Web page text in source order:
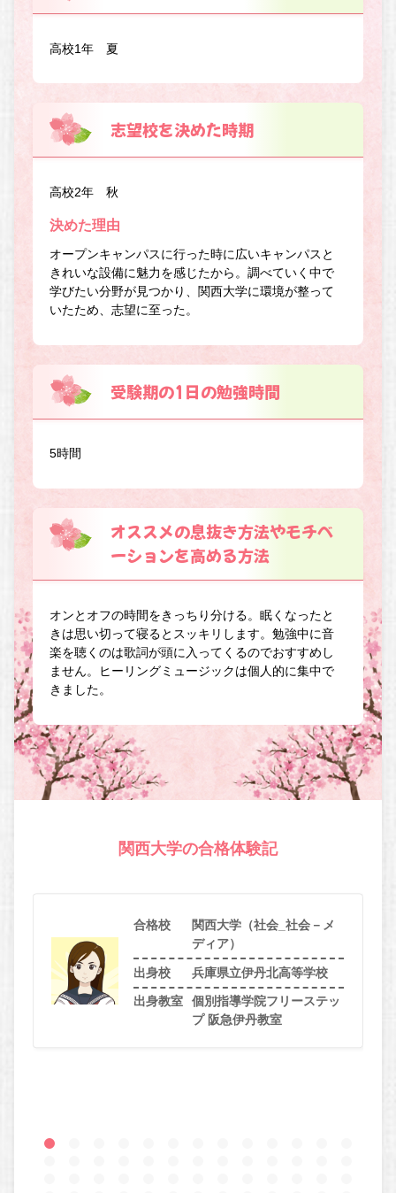
高校1年 夏
志望校を決めた時期
高校2年 秋
決めた理由
オープンキャンパスに行った時に広いキャンパスと
きれいな設備に魅力を感じたから。調べていく中で
学びたい分野が見つかり、関西大学に環境が整って
いたため、志望に至った。
受験期の1日の勉強時間
5時間
オススメの息抜き方法やモチベ
ーションを高める方法
オンとオフの時間をきっちり分ける。眠くなったと
きは思い切って寝るとスッキリします。勉強中に音
楽を聴くのは歌詞が頭に入ってくるのでおすすめし
ません。ヒーリングミュージックは個人的に集中で
きました。
関西大学の合格体験記
合格校
関西大学（社会_社会－メ
ディア）
出身校 兵庫県立伊丹北高等学校
出身教室
個別指導学院フリーステッ
プ 阪急伊丹教室